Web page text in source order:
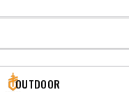
OUTDOOR